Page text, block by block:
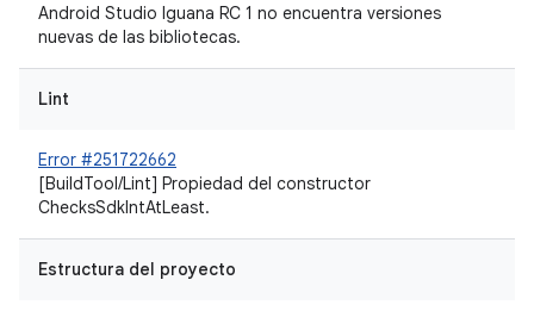
Android Studio Iguana RC 1 no encuentra versiones
nuevas de las bibliotecas.
Lint
Error #251722662
[BuildTool/Lint] Propiedad del constructor
ChecksSdkIntAtLeast.
Estructura del proyecto